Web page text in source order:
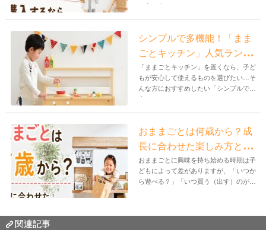
る方も多...
シンプルで多機能！「まま
ごとキッチン」人気ランキ
ングTOP5
「ままごとキッチン」を置くなら、子ど
もが安心して使えるものを選びたい…そ
んな方におすすめしたい「シンプルで安
おままごとは何歳から？成
長に合わせた楽しみ方と選
び方のヒント
おままごとに興味を持ち始める時期は子
どもによって差がありますが、「いつか
ら遊べる？」「いつ買う（出す）のがベ
関連記事